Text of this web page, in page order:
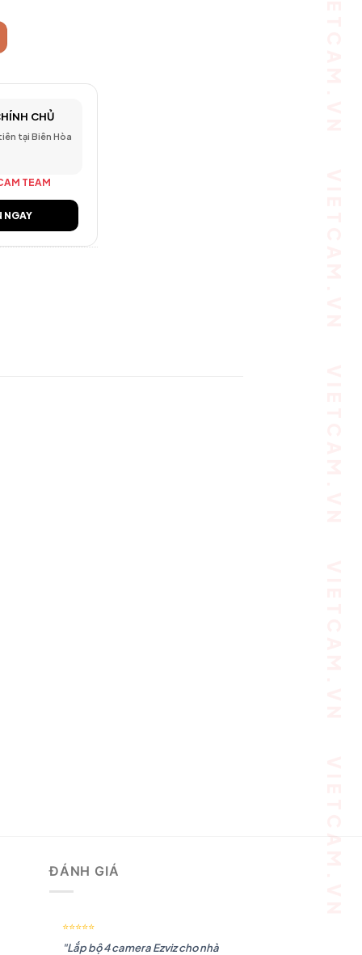
CHỦ
tại Biên Hòa
TEAM
NGAY
ĐÁNH GIÁ
⭐⭐⭐⭐⭐
"Lắp bộ 4 camera Ezviz cho nhà